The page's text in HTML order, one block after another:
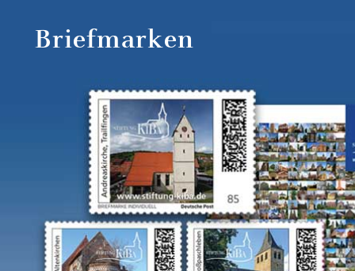
Briefmarken